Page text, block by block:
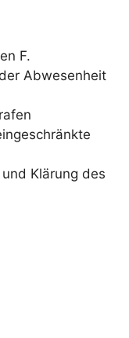
F.
Abwesenheit
Klärung des